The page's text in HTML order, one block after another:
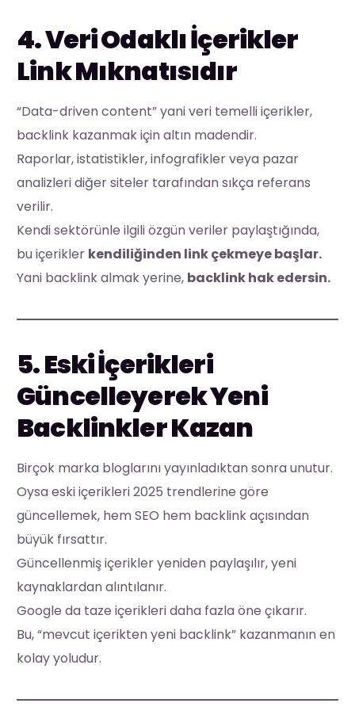
4. Veri Odaklı İçerikler
Link Mıknatısıdır
“Data-driven content” yani veri temelli içerikler,
backlink kazanmak için altın madendir.
Raporlar, istatistikler, infografikler veya pazar
analizleri diğer siteler tarafından sıkça referans
verilir.
Kendi sektörünle ilgili özgün veriler paylaştığında,
bu içerikler kendiliğinden link çekmeye başlar.
Yani backlink almak yerine, backlink hak edersin.
5. Eski İçerikleri
Güncelleyerek Yeni
Backlinkler Kazan
Birçok marka bloglarını yayınladıktan sonra unutur.
Oysa eski içerikleri 2025 trendlerine göre
güncellemek, hem SEO hem backlink açısından
büyük fırsattır.
Güncellenmiş içerikler yeniden paylaşılır, yeni
kaynaklardan alıntılanır.
Google da taze içerikleri daha fazla öne çıkarır.
Bu, “mevcut içerikten yeni backlink” kazanmanın en
kolay yoludur.